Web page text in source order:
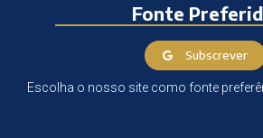
Fonte
Subscrever
Escolha o nosso site como fonte